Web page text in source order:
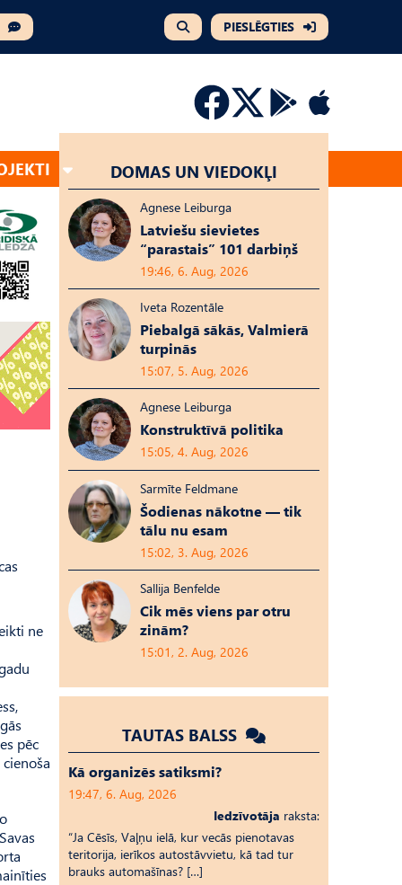
PIESLĒGTIES
ne
pēc
DOMAS UN VIEDOKĻI
Agnese Leiburga
Latviešu sievietes
“parastais” 101 darbiņš
19:46, 6. Aug, 2026
Iveta Rozentāle
Piebalgā sākās, Valmierā
turpinās
15:07, 5. Aug, 2026
Agnese Leiburga
Konstruktīvā politika
15:05, 4. Aug, 2026
Sarmīte Feldmane
Šodienas nākotne — tik
tālu nu esam
15:02, 3. Aug, 2026
Sallija Benfelde
Cik mēs viens par otru
zinām?
15:01, 2. Aug, 2026
TAUTAS BALSS
Kā organizēs satiksmi?
19:47, 6. Aug, 2026
Iedzīvotāja raksta:
“Ja Cēsīs, Vaļņu ielā, kur vecās pienotavas
teritorija, ierīkos autostāvvietu, kā tad tur
brauks automašīnas? […]